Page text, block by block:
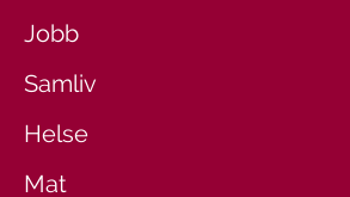
Jobb
Samliv
Helse
Mat